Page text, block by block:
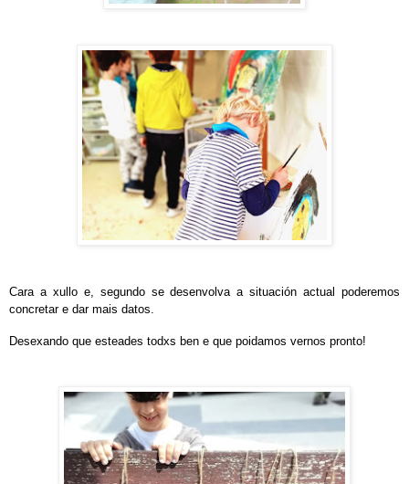
Cara a xullo e, segundo se desenvolva a situación actual poderemos
concretar e dar mais datos.
Desexando que esteades todxs ben e que poidamos vernos pronto!